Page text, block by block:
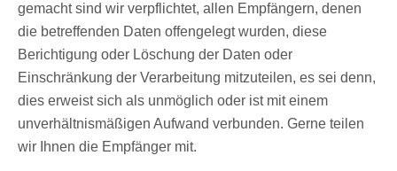
gemacht sind wir verpflichtet, allen Empfängern, denen
die betreffenden Daten offengelegt wurden, diese
Berichtigung oder Löschung der Daten oder
Einschränkung der Verarbeitung mitzuteilen, es sei denn,
dies erweist sich als unmöglich oder ist mit einem
unverhältnismäßigen Aufwand verbunden. Gerne teilen
wir Ihnen die Empfänger mit.